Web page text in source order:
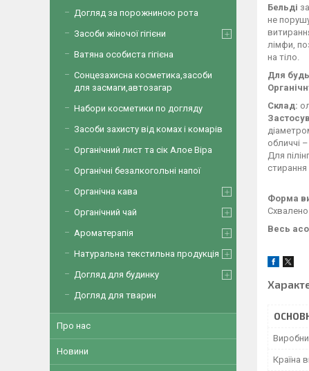
Бельді
не
лімфи,
на тіло.
Для
Склад:
обличчі
Для
Форма
Весь
Країна
Догляд за порожниною рота
Засоби жіночої гігієни
Ватяна особиста гігієна
Сонцезахисна косметика,засоби
для засмаги,автозагар
Набори косметики по догляду
Засоби захисту від комах і комарів
Органічний лист та сік Алое Віра
Органічні безалкогольні напої
Органічна кава
Органічний чай
Ароматерапія
Натуральна текстильна продукція
Догляд для будинку
Догляд для тварин
Про нас
Новини